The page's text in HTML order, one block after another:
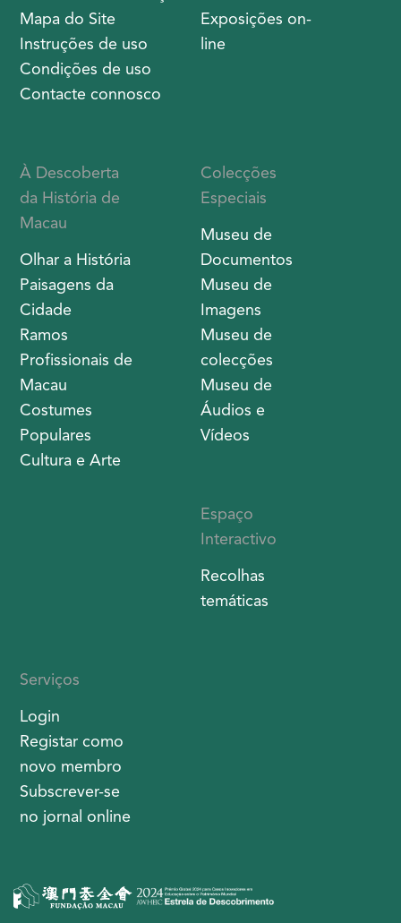
Mapa do Site
Instruções de uso
Condições de uso
Contacte connosco
Exposições on-
line
À Descoberta
da História de
Macau
Olhar a História
Paisagens da
Cidade
Ramos
Profissionais de
Macau
Costumes
Populares
Cultura e Arte
Colecções
Especiais
Museu de
Documentos
Museu de
Imagens
Museu de
colecções
Museu de
Áudios e
Vídeos
Espaço
Interactivo
Recolhas
temáticas
Serviços
Login
Registar como
novo membro
Subscrever-se
no jornal online